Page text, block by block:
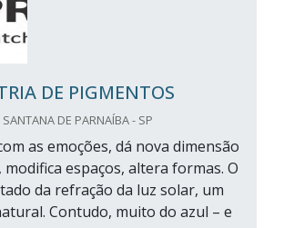
DE PIGMENTOS
DE PARNAÍBA - SP
as emoções, dá nova dimensão
espaços, altera formas. O
da refração da luz solar, um
Contudo, muito do azul – e